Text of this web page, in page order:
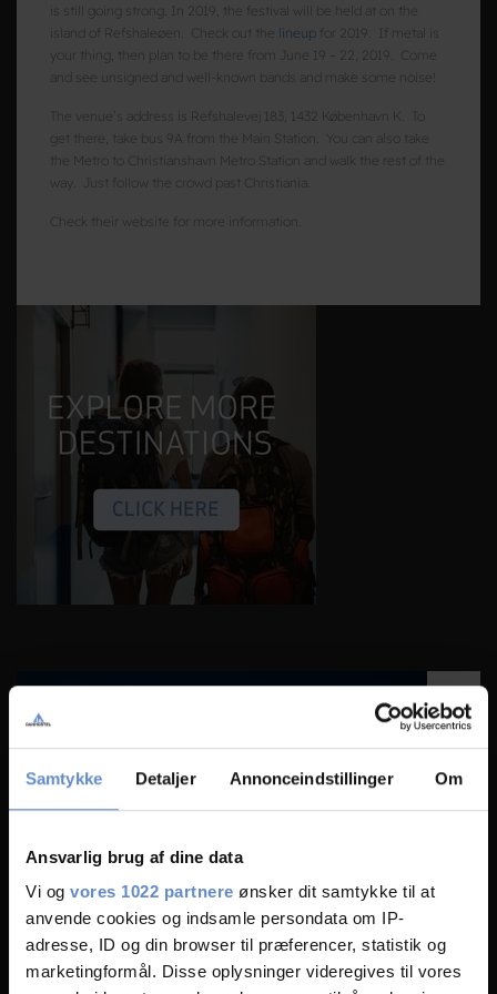
Samtykke Detaljer Annonceindstillinger Om
Ansvarlig brug af dine data
Vi og vores 1022 partnere ønsker dit samtykke til at
anvende cookies og indsamle persondata om IP-
adresse, ID og din browser til præferencer, statistik og
marketingformål. Disse oplysninger videregives til vores
is still going strong. In 2019, the festival will be held at on the
island of Refshaleøen. Check out the lineup for 2019. If metal is
your thing, then plan to be there from June 19 – 22, 2019. Come
and see unsigned and well-known bands and make some noise!
The venue’s address is Refshalevej 183, 1432 København K. To
get there, take bus 9A from the Main Station. You can also take
the Metro to Christianshavn Metro Station and walk the rest of the
way. Just follow the crowd past Christiania.
Check their website for more information.